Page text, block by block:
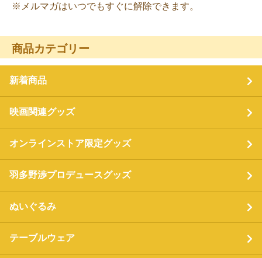
※メルマガはいつでもすぐに解除できます。
商品カテゴリー
新着商品
映画関連グッズ
オンラインストア限定グッズ
羽多野渉プロデュースグッズ
ぬいぐるみ
テーブルウェア